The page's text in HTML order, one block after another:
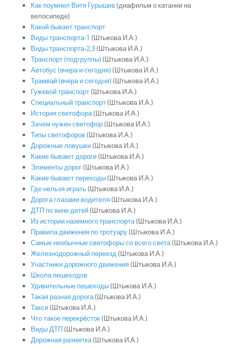
Как поумнел Витя Гурышев(диафильм о катании на
велосипеде)
Какой бывает транспорт
Виды транспорта-1 (Штыкова И.А.)
Виды транспорта-2,3(Штыкова И.А.)
Транспорт (подгруппы)(Штыкова И.А.)
Автобус (вчера и сегодня)(Штыкова И.А.)
Трамвай (вчера и сегодня)(Штыкова И.А.)
Гужевой транспорт(Штыкова И.А.)
Специальный транспорт(Штыкова И.А.)
История светофора(Штыкова И.А.)
Зачем нужен светофор(Штыкова И.А.)
Типы светофоров(Штыкова И.А.)
Дорожные ловушки(Штыкова И.А.)
Какие бывают дороги(Штыкова И.А.)
Элементы дорог(Штыкова И.А.)
Какие бывают переходы(Штыкова И.А.)
Где нельзя играть(Штыкова И.А.)
Дорога глазами водителя(Штыкова И.А.)
ДТП по вине детей(Штыкова И.А.)
Из истории наземного транспорта(Штыкова И.А.)
Правила движения по тротуару(Штыкова И.А.)
Самые необычные светофоры со всего света(Штыкова И.А.)
Железнодорожный переезд(Штыкова И.А.)
Участники дорожного движения(Штыкова И.А.)
Школа пешеходов
Удивительные пешеходы(Штыкова И.А.)
Такая разная дорога(Штыкова И.А.)
Такси(Штыкова И.А.)
Что такое перекрёсток(Штыкова И.А.)
Виды ДТП(Штыкова И.А.)
Дорожная разметка(Штыкова И.А.)